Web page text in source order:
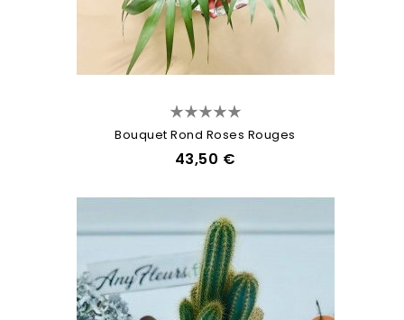
Bouquet Rond Roses Rouges
43,50 €